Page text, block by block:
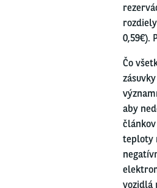
0,59€).
Čo
aby
teploty
vozidlá